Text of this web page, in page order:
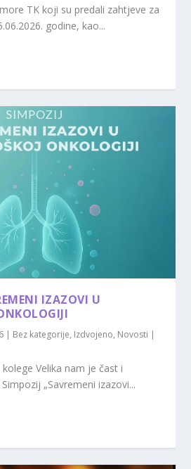
TK koji su predali zahtjeve za
godine, kao...
IZAZOVI U
| Bez kategorije, Izdvojeno, Novosti |
Velika nam je čast i
„Savremeni izazovi...